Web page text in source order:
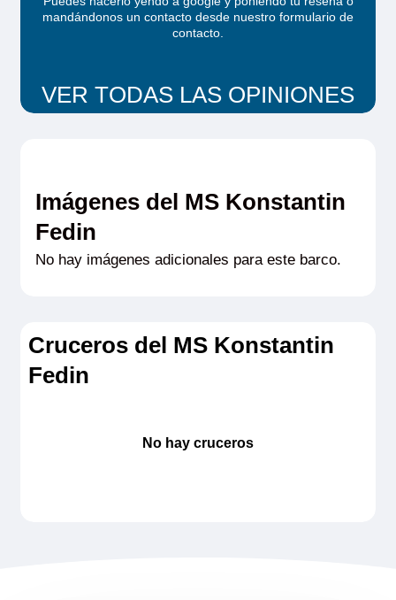
mandándonos un contacto desde nuestro formulario de
contacto
VER TODAS LAS OPINIONES
Imágenes del MS Konstantin
Fedin
No hay imágenes adicionales para este barco.
Cruceros del MS Konstantin
Fedin
No hay cruceros